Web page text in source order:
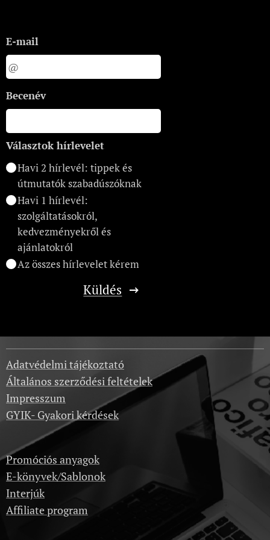
E-mail
Becenév
Választok hírlevelet
Havi 2 hírlevél: tippek és
útmutatók szabadúszóknak
Havi 1 hírlevél:
szolgáltatásokról,
kedvezményekről és
ajánlatokról
Az összes hírlevelet kérem
Küldés
Adatvédelmi tájékoztató
Általános szerződési feltételek
Impresszum
GYIK- Gyakori kérdések
Promóciós anyagok
E-könyvek/Sablonok
Interjúk
Affiliate program